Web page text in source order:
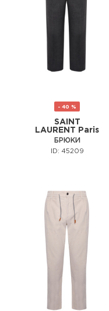
- 40 %
SAINT
LAURENT Paris
БРЮКИ
ID: 45209